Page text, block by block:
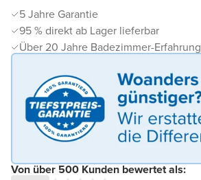
5 Jahre Garantie
95 % direkt ab Lager lieferbar
Über 20 Jahre Badezimmer-Erfahrung
Von über 500 Kunden bewertet als: